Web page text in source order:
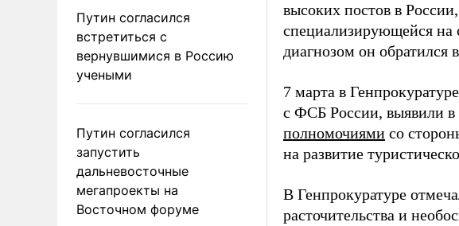
Путин согласился
встретиться с
вернувшимися в Россию
учеными
Путин согласился
запустить
дальневосточные
мегапроекты на
Восточном форуме
высоких постов в России,
специализирующейся на
диагнозом он обратился
7 марта в
с ФСБ России, выявили
полномочиями со
на развитие
В Генпрокуратуре
расточительства и